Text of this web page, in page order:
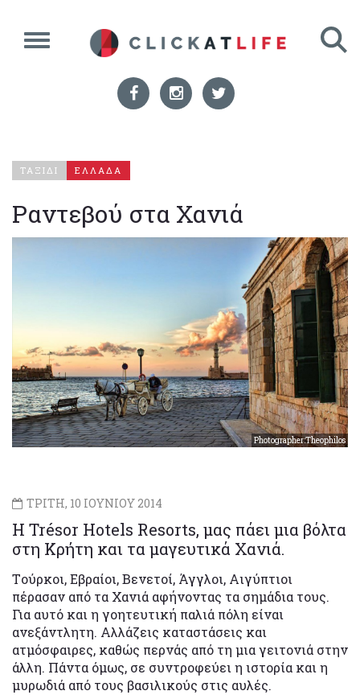
ΤΑΞΙΔΙ ΕΛΛΑΔΑ
Ραντεβού στα Χανιά
Photographer:Theophilos
ΤΡΙΤΗ, 10 ΙΟΥΝΙΟΥ 2014
Η Trésor Hotels Resorts, μας πάει μια βόλτα
στη Κρήτη και τα μαγευτικά Χανιά.
Tούρκοι, Εβραίοι, Βενετοί, Άγγλοι, Αιγύπτιοι
πέρασαν από τα Χανιά αφήνοντας τα σημάδια τους.
Για αυτό και η γοητευτική παλιά πόλη είναι
ανεξάντλητη. Αλλάζεις καταστάσεις και
ατμόσφαιρες, καθώς περνάς από τη μια γειτονιά στην
άλλη. Πάντα όμως, σε συντροφεύει η ιστορία και η
μυρωδιά από τους βασιλικούς στις αυλές.